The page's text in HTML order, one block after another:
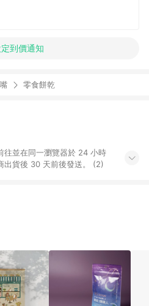
到價通知
零食餅乾
往並在同一瀏覽器於 24 小時
出貨後 30 天前後發送。 (2)